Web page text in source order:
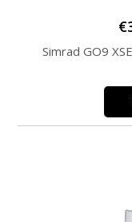
€
Simrad GO9